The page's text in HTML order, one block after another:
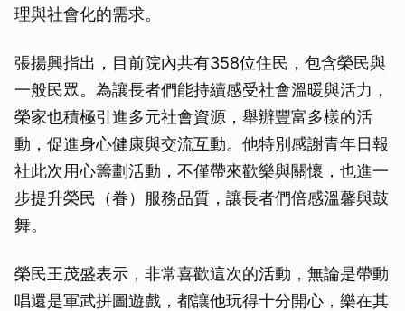
理與社會化的需求。
張揚興指出，目前院內共有358位住民，包含榮民與
一般民眾。為讓長者們能持續感受社會溫暖與活力，
榮家也積極引進多元社會資源，舉辦豐富多樣的活
動，促進身心健康與交流互動。他特別感謝青年日報
社此次用心籌劃活動，不僅帶來歡樂與關懷，也進一
步提升榮民（眷）服務品質，讓長者們倍感溫馨與鼓
舞。
榮民王茂盛表示，非常喜歡這次的活動，無論是帶動
唱還是軍武拼圖遊戲，都讓他玩得十分開心，樂在其